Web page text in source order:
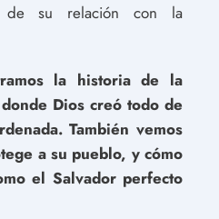
su relación con la
la historia de la
Dios creó todo de
También vemos
a su pueblo, y cómo
el Salvador perfecto